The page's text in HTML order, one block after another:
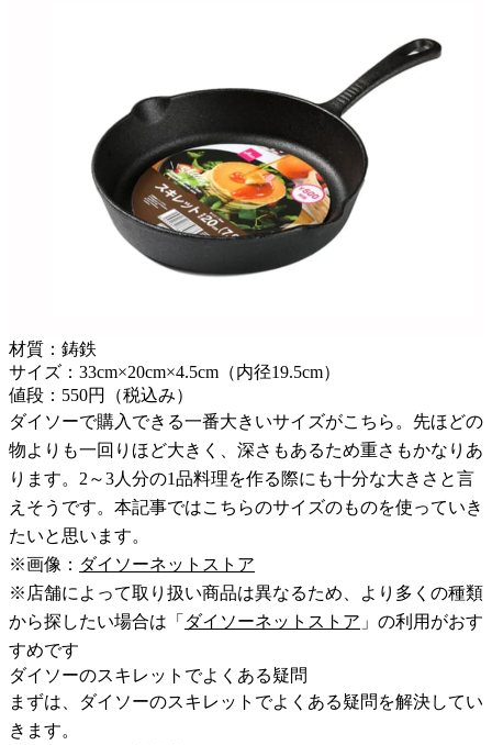
材質：鋳鉄
サイズ：33cm×20cm×4.5cm（内径19.5cm）
値段：550円（税込み）
ダイソーで購入できる一番大きいサイズがこちら。先ほどの
物よりも一回りほど大きく、深さもあるため重さもかなりあ
ります。2～3人分の1品料理を作る際にも十分な大きさと言
えそうです。本記事ではこちらのサイズのものを使っていき
たいと思います。
※画像： ダイソーネットストア
※店舗によって取り扱い商品は異なるため、より多くの種類
から探したい場合は「 ダイソーネットストア 」の利用がおす
すめです
ダイソーのスキレットでよくある疑問
まずは、ダイソーのスキレットでよくある疑問を解決してい
きます。